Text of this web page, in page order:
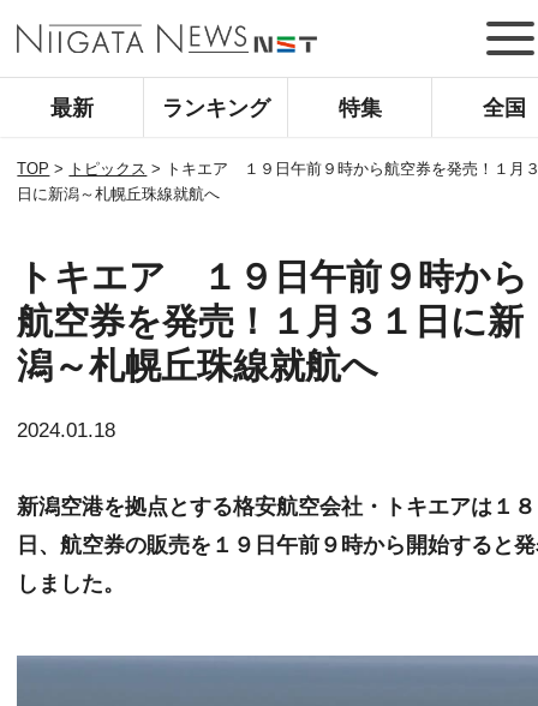
最新 ランキング 特集 全国
TOP > トピックス > トキエア １９日午前９時から航空券を発売！１月
日に新潟～札幌丘珠線就航へ
トキエア １９日午前９時から
航空券を発売！１月３１日に新
潟～札幌丘珠線就航へ
2024.01.18
新潟空港を拠点とする格安航空会社・トキエアは１８
日、航空券の販売を１９日午前９時から開始すると
しました。